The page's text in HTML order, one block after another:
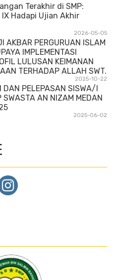
Terakhir di SMP:
Hadapi Ujian Akhir
2026-05-05
AKBAR PERGURUAN ISLAM
IMPLEMENTASI
LULUSAN KEIMANAN
TERHADAP ALLAH SWT.
2025-10-22
DAN PELEPASAN SISWA/I
SWASTA AN NIZAM MEDAN
2025-06-02